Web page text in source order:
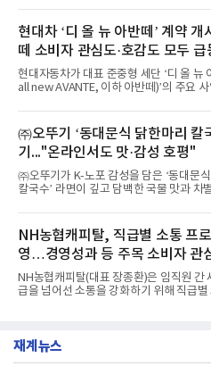
디교육, 대교, 디지
이 순으로 뒤를 이었다.7일 한국기업평판
구창환)는 산업통상자원부 공공기관 41개
대상으로 지난 7월 7일부터 8월 7일까지
자 빅데이터 91,102,549건을 분석한 결과,
공사가 브랜드평판지수 10,670,633을 기
1위에 올랐다고 밝혔다. 분석에 활용된 빅
난 7월(88,893,823건) 대비 2.48% 증가한
수력원자력, 한국석
현대차 ‘디 올 뉴 아반떼’ 계약
떼 소비자 관심도·호감도 모두 급
현대자동차가 대표 준중형 세단 ‘디 올 뉴
all new AVANTE, 이하 아반떼)’의 주요
떼는 6년 만에 선보이는 8세대 완전변경
교한 선과 면을 중심으로 완성한 파격적인
과거 중형 세단 수준으로 확대된 차체 제
최고 수준의 안전성 ▲성능과 효율을 동시
행 완성도 ▲첨단 편의 및 디지털 사양 적용
글로벌 준중형 세단의 새로운 기준을 세웠
는 가솔린 2.0과 1.6 하이브리드 두 가지
넘
㈜오뚜기 ‘동대문식 닭한마리 칼
기..."온라인서도 맛·감성 호평"
㈜오뚜기가 K-노포 감성을 담은 ‘동대문식
칼국수’ 라면이 깊고 담백한 국물 맛과 차
혔다.‘동대문식 닭한마리 칼국수’는 예상
소비자 호응에 힘입어 지난 7월 13일 첫 선
단 18일 만에 누적 판매량 50만 개를 돌파
거두었다.이번 신제품은 개발진이 전국의
전문점을 직접 찾아 다니며 최적의 육수 비
했다. 자극적이지 않으면서도 깊은 닭육수
개운한 풍미를 더했으며, 국물이 잘 배어
서도
NH농협캐피탈, 직급별 소통 프
영…경영성과 등 주목 소비자 관
NH농협캐피탈(대표 장종환)은 임직원 간
급을 넘어선 소통을 강화하기 위해 직급별
영지원부 홍보팀과 2026년 새로이(e)＊가
재계뉴스